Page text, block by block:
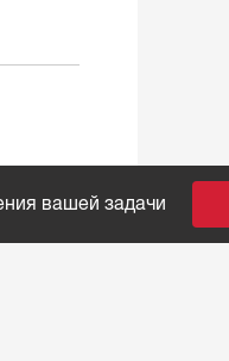
вашей задачи